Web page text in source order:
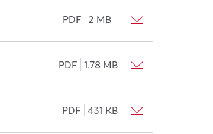
PDF 2 MB
PDF 1.78 MB
PDF 431 KB